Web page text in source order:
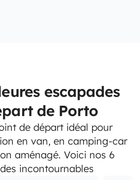
escapades
de Porto
de départ idéal pour
en van, en camping-car
aménagé. Voici nos 6
incontournables